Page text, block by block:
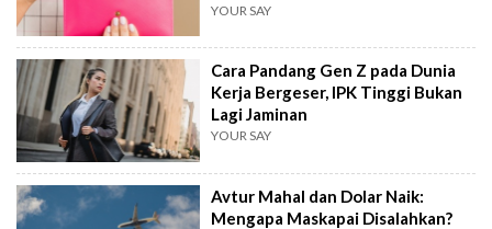
YOUR SAY
Cara Pandang Gen Z pada Dunia
Kerja Bergeser, IPK Tinggi Bukan
Lagi Jaminan
YOUR SAY
Avtur Mahal dan Dolar Naik:
Mengapa Maskapai Disalahkan?